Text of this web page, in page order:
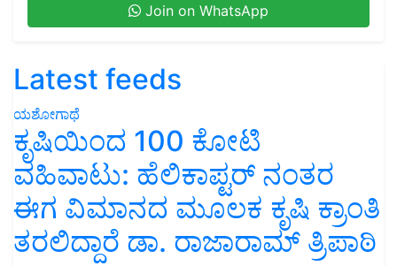
Join on WhatsApp
Latest feeds
ಯಶೋಗಾಥೆ
ಕೃಷಿಯಿಂದ 100 ಕೋಟಿ
ವಹಿವಾಟು: ಹೆಲಿಕಾಪ್ಟರ್ ನಂತರ
ಈಗ ವಿಮಾನದ ಮೂಲಕ ಕೃಷಿ ಕ್ರಾಂತಿ
ತರಲಿದ್ದಾರೆ ಡಾ. ರಾಜಾರಾಮ್ ತ್ರಿಪಾಠಿ